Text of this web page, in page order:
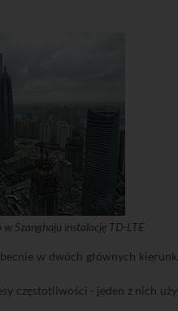
Szanghaju instalację TD-LTE
w dwóch głównych
częstotliwości - jeden z nich